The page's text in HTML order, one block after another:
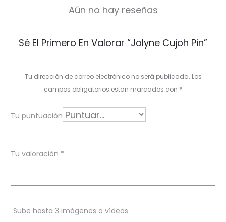
V
a
r
i
o
e
Aún no hay reseñas
Sé El Primero En Valorar “Jolyne Cujoh Pin”
Tu dirección de correo electrónico no será publicada. Los
campos obligatorios están marcados con *
Tu puntuación
Tu valoración *
Sube hasta 3 imágenes o vídeos